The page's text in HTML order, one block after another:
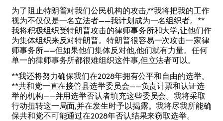
为了阻止特朗普对我们公民机构的攻击,**我将把我的工作
视为不仅仅是一名立法者——我计划成为一名组织者。**
我将积极组织受特朗普攻击的律师事务所和大学,让他们作
为集体组织来反对特朗普。特朗普很容易一次攻击一家律
师事务所——但如果他们集体反对他,他们就有力量。任何
单一的律师事务所都很难组织这件事,但立法者可以。
**我还将努力确保我们在2028年拥有公平和自由的选举。
**共和党一直在接管县选举委员会——负责计票和认证选
举的机构——并用选举否认者填充这些委员会。我将采取
行动扭转这一局面,并在发生时予以揭露。我将尽我所能确
保共和党不可能通过在2028年否认结果来窃取选举。